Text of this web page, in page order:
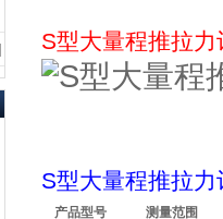
S型大量程推拉力
S型大量程推拉
产品型号
测量范围